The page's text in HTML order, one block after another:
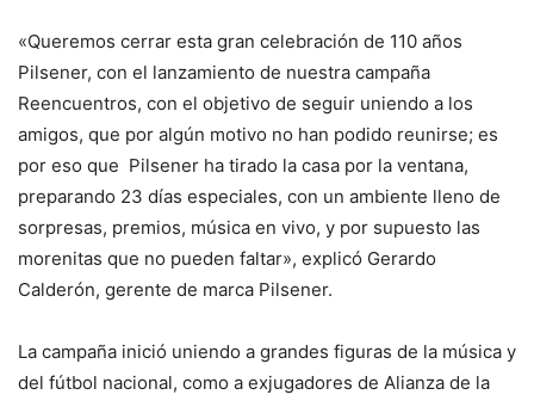
«Queremos cerrar esta gran celebración de 110 años
Pilsener, con el lanzamiento de nuestra campaña
Reencuentros, con el objetivo de seguir uniendo a los
amigos, que por algún motivo no han podido reunirse; es
por eso que Pilsener ha tirado la casa por la ventana,
preparando 23 días especiales, con un ambiente lleno de
sorpresas, premios, música en vivo, y por supuesto las
morenitas que no pueden faltar», explicó Gerardo
Calderón, gerente de marca Pilsener.
La campaña inició uniendo a grandes figuras de la música y
del fútbol nacional, como a exjugadores de Alianza de la